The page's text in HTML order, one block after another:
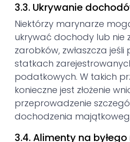
3.3. Ukrywanie
Niektórzy marynarze
ukrywać dochody lub nie
zarobków, zwłaszcza jeśli
statkach
podatkowych. W takich
konieczne jest złożenie
przeprowadzenie
dochodzenia
3.4. Alimenty na byłego